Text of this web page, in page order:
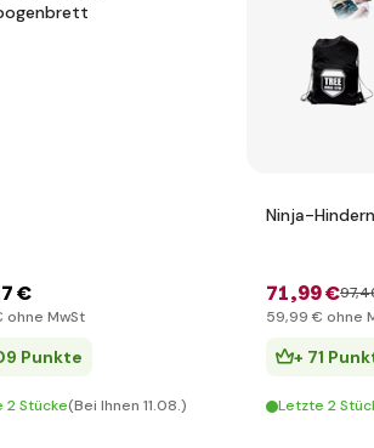
€
ohne MwSt
Punkte
2 Stücke(Bei Ihnen 11.08.)
Ninja-
71,99 €97
59,99 € ohne
+ 71
Letzte 2